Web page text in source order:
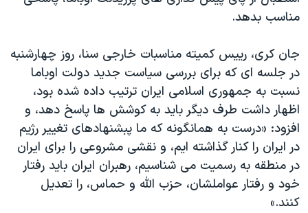
به
جستجو
گزیده‌ها
ویدیوها
فرهنگ و زندگی
حقوق شهروندی
اقتصادی
علم و فناوری
اسرائیل در جنگ
گالری عکس
عملیات خشم حماسی
بایگانی برنامه‌های تلویزیونی
مستندها
انتخابات ریاست جمهوری آمریکا ۲۰۲۴
حمله جمهوری اسلامی به اسرائیل
رمز مهسا
ورزش زنان در ایران
اعتراضات زن، زندگی، آزادی
پخش رادیویی
دنبال کنید
زبانهای مختلف
مناسب بدهد.
جان کری، رییس کمیته مناسبات خارجی سنا، روز چهارشنبه
در جلسه ای که برای بررسی سیاست جدید دولت اوباما
نسبت به جمهوری اسلامی ایران ترتیب داده شده بود،
اظهار داشت طرف دیگر باید به کوشش ها پاسخ دهد، و
افزود: «درست به همانگونه که ما پبشنهادهای تغییر رژیم
در ایران را کنار گذاشته ایم، و نقشی مشروعی را برای ایران
در منطقه به رسمیت می شناسیم، رهبران ایران باید رفتار
خود و رفتار عواملشان، حزب الله و حماس، را تعدیل
کنند.»